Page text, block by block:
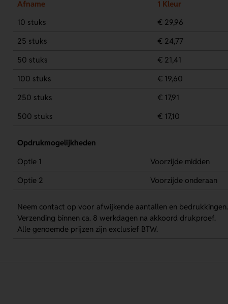
Afname 1 Kleur
10 stuks
€ 29,96
25 stuks
€ 24,77
50 stuks
€ 21,41
100 stuks
€ 19,60
250 stuks
€ 17,91
500 stuks
€ 17,10
Opdrukmogelijkheden
Optie 1
Voorzijde midden
Optie 2
Voorzijde onderaan
Neem contact op voor afwijkende aantallen en bedrukkingen.
Verzending binnen ca. 8 werkdagen na akkoord drukproef.
Alle genoemde prijzen zijn exclusief BTW.